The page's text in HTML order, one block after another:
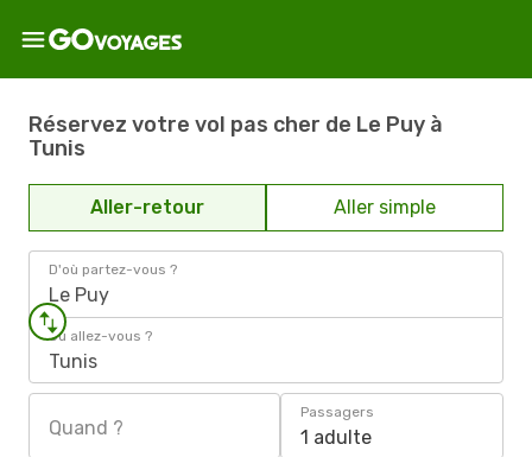
Réservez votre vol pas cher de Le Puy à
Tunis
Aller-retour Aller simple
D'où partez-vous ?
Le Puy
Où allez-vous ?
Tunis
Quand ?
Passagers
1 adulte